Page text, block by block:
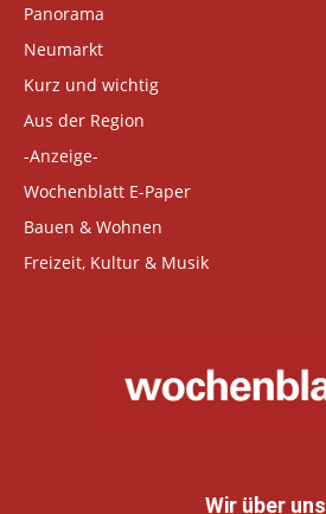
Panorama
Neumarkt
Kurz und wichtig
Aus der Region
-Anzeige-
Wochenblatt E-Paper
Bauen & Wohnen
Freizeit, Kultur & Musik
Wir über uns